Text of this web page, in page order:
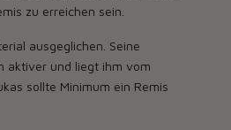
zu erreichen sein.
ausgeglichen. Seine
aktiver und liegt ihm vom
sollte Minimum ein Remis